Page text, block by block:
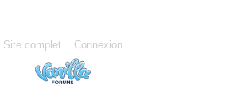
Site complet Connexion